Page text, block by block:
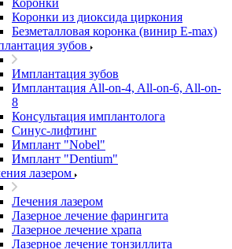
Коронки
Коронки из диоксида циркония
Безметалловая коронка (винир E-max)
зубов
Имплантация зубов
Имплантация All-on-4, All-on-6, All-on-
8
Консультация имплантолога
Синус-лифтинг
Имплант "Nobel"
Имплант "Dentium"
лазером
Лечения лазером
Лазерное лечение фарингита
Лазерное лечение храпа
Лазерное лечение тонзиллита